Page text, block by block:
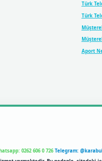
Türk
Türk
Aport
0262 606 0 726 Telegram: @karabul